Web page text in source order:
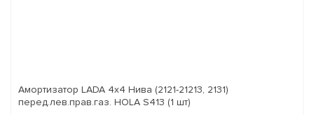
Амортизатор LADA 4x4 Нива (2121-21213, 2131)
перед.лев.прав.газ. HOLA S413 (1 шт)